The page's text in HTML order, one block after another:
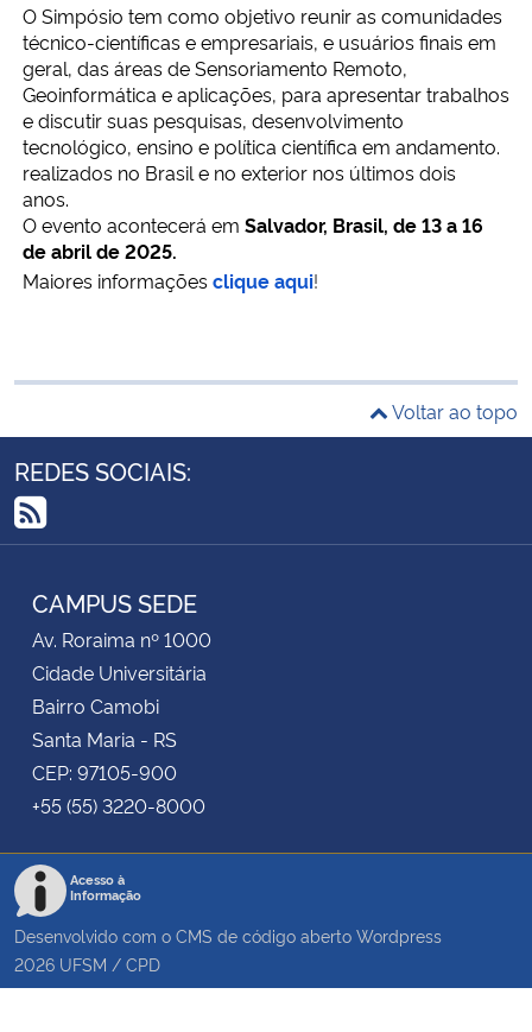
O Simpósio tem como objetivo reunir as comunidades
técnico-científicas e empresariais, e usuários finais em
geral, das áreas de Sensoriamento Remoto,
Geoinformática e aplicações, para apresentar trabalhos
e discutir suas pesquisas, desenvolvimento
tecnológico, ensino e política científica em andamento.
realizados no Brasil e no exterior nos últimos dois
anos.
O evento acontecerá em Salvador, Brasil, de 13 a 16
de abril de 2025.
Maiores informaçõesclique aqui!
Voltar ao topo
REDES SOCIAIS:
RSS
CAMPUS SEDE
Av. Roraima nº 1000
Cidade Universitária
Bairro Camobi
Santa Maria - RS
CEP: 97105-900
+55 (55) 3220-8000
Acesso à
Informação
Desenvolvido com o CMS de código aberto Wordpress
2026 UFSM / CPD